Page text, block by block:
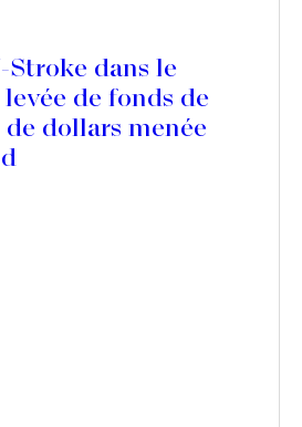
Stroke dans le
levée de fonds de
dollars menée